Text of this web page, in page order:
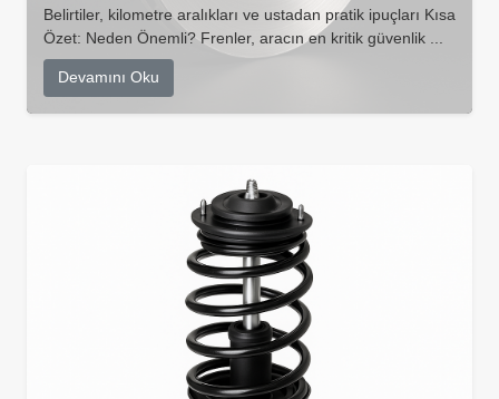
Belirtiler, kilometre aralıkları ve ustadan pratik ipuçları Kısa
Özet: Neden Önemli? Frenler, aracın en kritik güvenlik ...
Devamını Oku